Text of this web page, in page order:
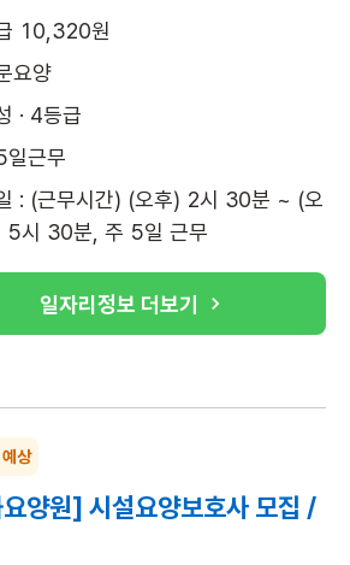
10,320원
요양
· 4등급
일근무
: (근무시간) (오후) 2시 30분 ~ (오
5시 30분, 주 5일 근무
일자리정보 더보기
상
양원] 시설요양보호사 모집 /